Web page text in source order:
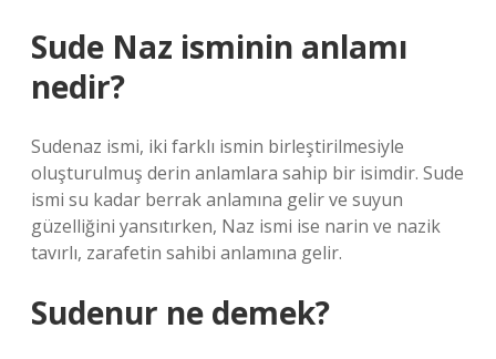
Sude Naz isminin anlamı
nedir?
Sudenaz ismi, iki farklı ismin birleştirilmesiyle
oluşturulmuş derin anlamlara sahip bir isimdir. Sude
ismi su kadar berrak anlamına gelir ve suyun
güzelliğini yansıtırken, Naz ismi ise narin ve nazik
tavırlı, zarafetin sahibi anlamına gelir.
Sudenur ne demek?